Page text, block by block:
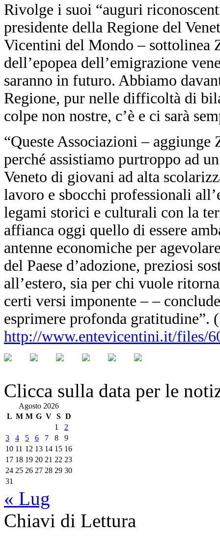
Rivolge i suoi “auguri
presidente della Regione del
Vicentini del Mondo – sottolinea
dell’epopea dell’emigrazione
saranno in futuro. Abbiamo
Regione, pur nelle difficoltà di
colpe non nostre, c’è e ci sarà
“Queste Associazioni –
perché assistiamo purtroppo ad
Veneto di giovani ad alta
lavoro e sbocchi professionali
legami storici e culturali con la
affianca oggi quello di essere
antenne economiche per
del Paese d’adozione, preziosi
all’estero, sia per chi vuole
certi versi imponente – –
esprimere profonda gratitudine”.
http://www.entevicentini.it/files/
Clicca sulla data per le
Agosto 2026
L M M G V S D
1
2
3
4 5 6 7 8
9
10 11 12 13 14 15 16
17 18 19 20 21 22 23
24 25 26 27 28 29 30
31
« Lug
Chiavi di Lettura